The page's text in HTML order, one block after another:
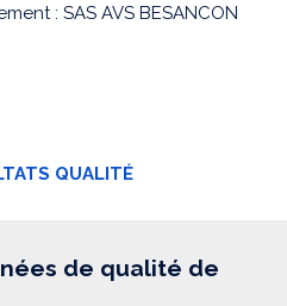
: SAS AVS BESANCON
QUALITÉ
de qualité de